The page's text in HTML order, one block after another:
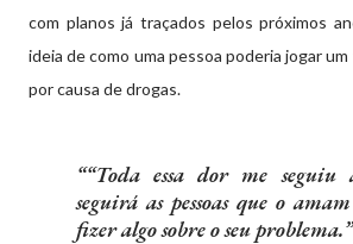
com planos já traçados pelos próximos
ideia de como uma pessoa poderia jogar
por causa de drogas.
“Toda essa dor me
seguirá as pessoas que o
fizer algo sobre o seu